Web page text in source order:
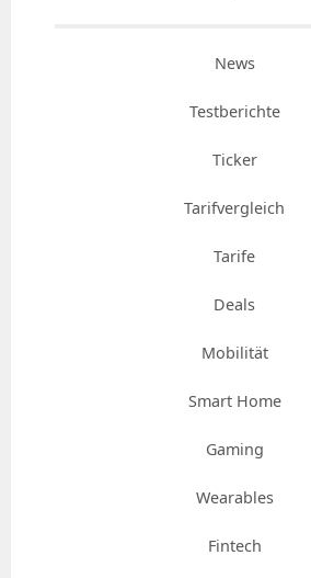
News
Testberichte
Ticker
Tarifvergleich
Tarife
Deals
Mobilität
Smart Home
Gaming
Wearables
Fintech